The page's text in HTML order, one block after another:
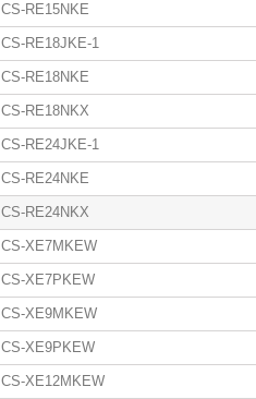
CS-RE15NKE
CS-RE18JKE-1
CS-RE18NKE
CS-RE18NKX
CS-RE24JKE-1
CS-RE24NKE
CS-RE24NKX
CS-XE7MKEW
CS-XE7PKEW
CS-XE9MKEW
CS-XE9PKEW
CS-XE12MKEW